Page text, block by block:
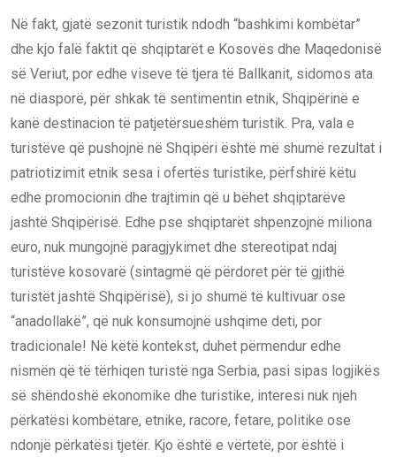
Në fakt, gjatë sezonit turistik ndodh “bashkimi kombëtar”
dhe kjo falë faktit që shqiptarët e Kosovës dhe Maqedonisë
së Veriut, por edhe viseve të tjera të Ballkanit, sidomos ata
në diasporë, për shkak të sentimentin etnik, Shqipërinë e
kanë destinacion të patjetërsueshëm turistik. Pra, vala e
turistëve që pushojnë në Shqipëri është më shumë rezultat i
patriotizimit etnik sesa i ofertës turistike, përfshirë këtu
edhe promocionin dhe trajtimin që u bëhet shqiptarëve
jashtë Shqipërisë. Edhe pse shqiptarët shpenzojnë miliona
euro, nuk mungojnë paragjykimet dhe stereotipat ndaj
turistëve kosovarë (sintagmë që përdoret për të gjithë
turistët jashtë Shqipërisë), si jo shumë të kultivuar ose
“anadollakë”, që nuk konsumojnë ushqime deti, por
tradicionale! Në këtë kontekst, duhet përmendur edhe
nismën që të tërhiqen turistë nga Serbia, pasi sipas logjikës
së shëndoshë ekonomike dhe turistike, interesi nuk njeh
përkatësi kombëtare, etnike, racore, fetare, politike ose
ndonjë përkatësi tjetër. Kjo është e vërtetë, por është i